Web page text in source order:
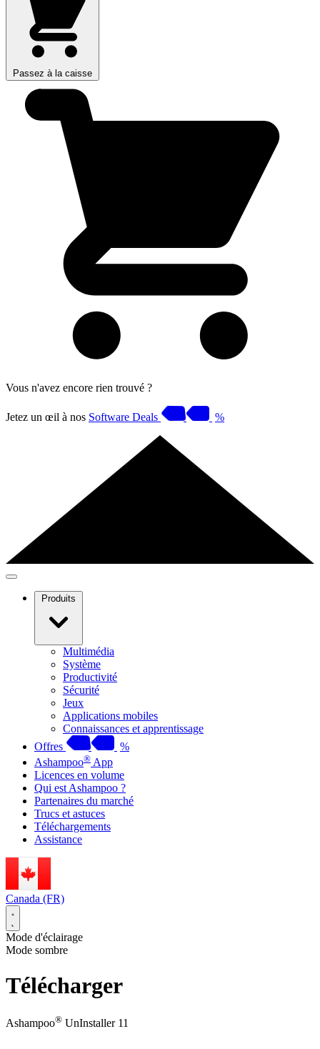
Passez à la caisse
Vous n'avez encore rien trouvé ?
Jetez un œil à nos Software Deals %
Produits
Multimédia
Système
Productivité
Sécurité
Jeux
Applications mobiles
Connaissances et apprentissage
Offres
%
Ashampoo® App
Licences en volume
Qui est Ashampoo ?
Partenaires du marché
Trucs et astuces
Téléchargements
Assistance
Canada (FR)
Mode d'éclairage
Mode sombre
Télécharger
Ashampoo® UnInstaller 11